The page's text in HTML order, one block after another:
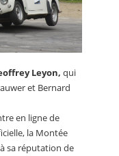
Leyon, qui
et Bernard
en ligne de
la Montée
sa réputation de